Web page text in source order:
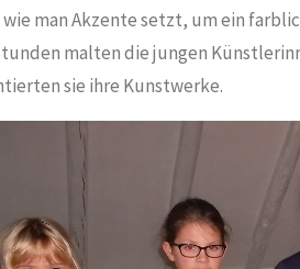
man Akzente setzt, um ein
malten die jungen
sie ihre Kunstwerke.